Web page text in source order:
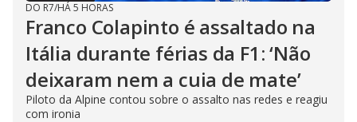
DO R7/HÁ 5 HORAS
Franco Colapinto é assaltado na
Itália durante férias da F1: ‘Não
deixaram nem a cuia de mate’
Piloto da Alpine contou sobre o assalto nas redes e reagiu
com ironia